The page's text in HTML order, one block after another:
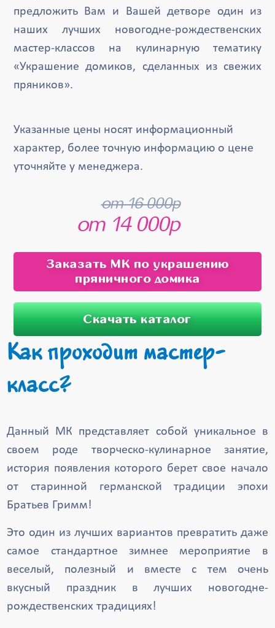
предложить Вам и Вашей детворе один из
наших лучших новогодне-рождественских
мастер-классов на кулинарную тематику
«Украшение домиков, сделанных из свежих
пряников».
Указанные цены носят информационный
характер, более точную информацию о цене
уточняйте у менеджера.
от 16 000р
от 14 000р
Заказать МК по украшению
пряничного домика
Скачать каталог
Как проходит мастер-
класс?
Данный МК представляет собой уникальное в
своем роде творческо-кулинарное занятие,
история появления которого берет свое начало
от старинной германской традиции эпохи
Братьев Гримм!
Это один из лучших вариантов превратить даже
самое стандартное зимнее мероприятие в
веселый, полезный и вместе с тем очень
вкусный праздник в лучших новогодне-
рождественских традициях!